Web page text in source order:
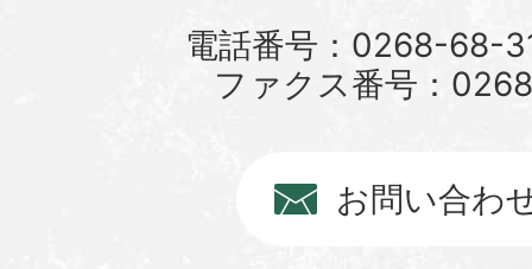
電話番号：0268-68-
ファクス番号：
お問い合わ